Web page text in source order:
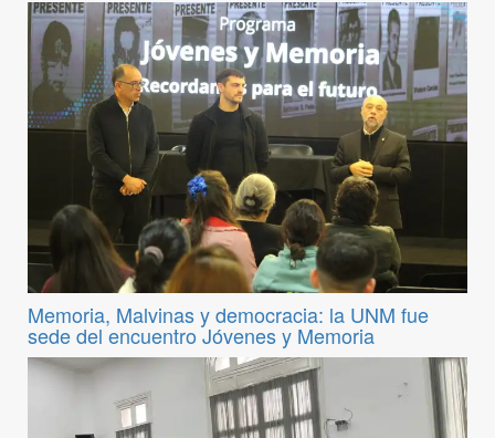
Memoria, Malvinas y democracia: la UNM fue
sede del encuentro Jóvenes y Memoria